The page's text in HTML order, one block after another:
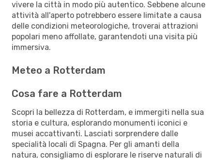
vivere la città in modo più autentico. Sebbene alcune
attività all'aperto potrebbero essere limitate a causa
delle condizioni meteorologiche, troverai attrazioni
popolari meno affollate, garantendoti una visita più
immersiva.
Meteo a Rotterdam
Cosa fare a Rotterdam
Scopri la bellezza di Rotterdam, e immergiti nella sua
storia e cultura, esplorando monumenti iconici e
musei accattivanti. Lasciati sorprendere dalle
specialità locali di Spagna. Per gli amanti della
natura, consigliamo di esplorare le riserve naturali di